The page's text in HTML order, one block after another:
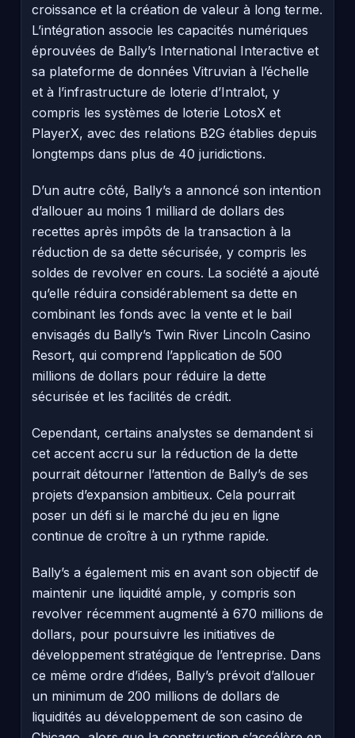
croissance et la création de valeur à long terme.
L’intégration associe les capacités numériques
éprouvées de Bally’s International Interactive et
sa plateforme de données Vitruvian à l’échelle
et à l’infrastructure de loterie d’Intralot, y
compris les systèmes de loterie LotosX et
PlayerX, avec des relations B2G établies depuis
longtemps dans plus de 40 juridictions.
D’un autre côté, Bally’s a annoncé son intention
d’allouer au moins 1 milliard de dollars des
recettes après impôts de la transaction à la
réduction de sa dette sécurisée, y compris les
soldes de revolver en cours. La société a ajouté
qu’elle réduira considérablement sa dette en
combinant les fonds avec la vente et le bail
envisagés du Bally’s Twin River Lincoln Casino
Resort, qui comprend l’application de 500
millions de dollars pour réduire la dette
sécurisée et les facilités de crédit.
Cependant, certains analystes se demandent si
cet accent accru sur la réduction de la dette
pourrait détourner l’attention de Bally’s de ses
projets d’expansion ambitieux. Cela pourrait
poser un défi si le marché du jeu en ligne
continue de croître à un rythme rapide.
Bally’s a également mis en avant son objectif de
maintenir une liquidité ample, y compris son
revolver récemment augmenté à 670 millions de
dollars, pour poursuivre les initiatives de
développement stratégique de l’entreprise. Dans
ce même ordre d’idées, Bally’s prévoit d’allouer
un minimum de 200 millions de dollars de
liquidités au développement de son casino de